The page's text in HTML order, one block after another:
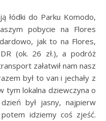
pobycie na Flores
jak to na Flores,
(ok. 26 zł.), a podróż
załatwił nam nasz
był to van i jechały z
tym lokalna dziewczyna o
był jasny, najpierw
idziemy coś zjeść.